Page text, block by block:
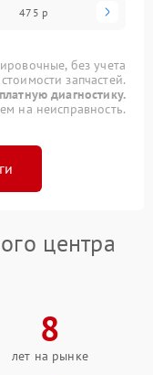
475 р
без учета
стоимости запчастей.
диагностику.
на неисправность.
центра
8
лет на рынке